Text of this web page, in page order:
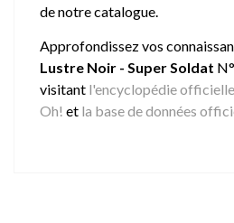
de notre catalogue.
Approfondissez vos
Lustre Noir - Super Soldat
visitant l'encyclopédie
Oh! et la base de données